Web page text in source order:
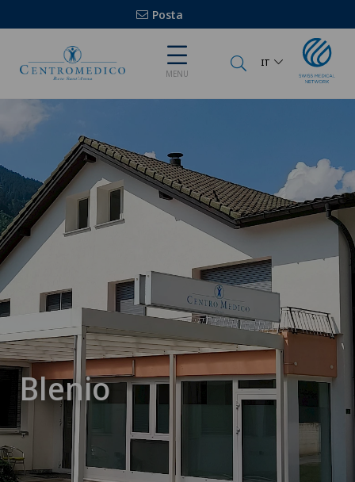
Posta
MENU
IT
Blenio